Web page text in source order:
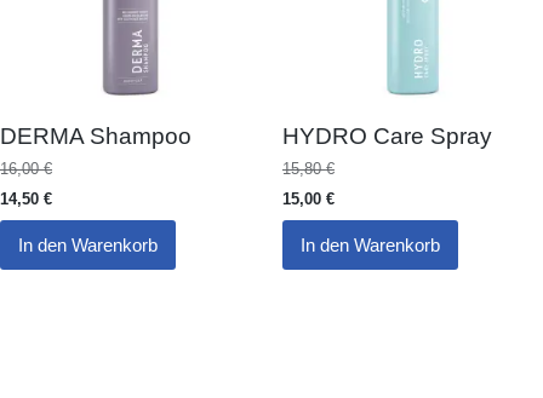
DERMA Shampoo
16,00€
14,50 €
In den Warenkorb
HYDRO Care Spray
15,80€
15,00 €
In den Warenkorb